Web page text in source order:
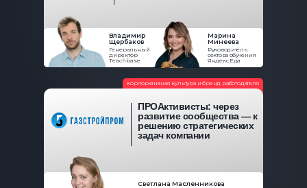
Светлана Масленникова
ПРОАктивисты: через
развитие сообщества — к
решению стратегических
задач компании
Корпоративная культура и бренд работодателя
Марина
Минеева
Руководитель
сектора обучения
Яндекс Еда
Генeральный
директор
Teachbase
Владимир
Щербаков